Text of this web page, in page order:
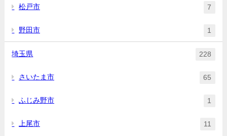
松戸市 7
野田市 1
埼玉県 228
さいたま市 65
ふじみ野市 1
上尾市 11